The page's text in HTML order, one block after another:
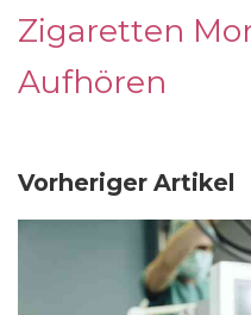
Zigaretten
Aufhören
Vorheriger Artikel